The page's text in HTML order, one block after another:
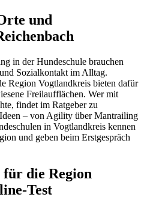
und
in der Hundeschule brauchen
Sozialkontakt im Alltag.
Region Vogtlandkreis bieten dafür
Freilaufflächen. Wer mit
findet im Ratgeber zu
– von Agility über Mantrailing
in Vogtlandkreis kennen
und geben beim Erstgespräch
die Region
Test